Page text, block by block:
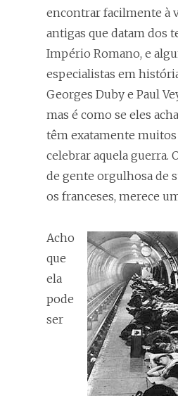
encontrar facilmente à
antigas que datam dos
Império Romano, e
especialistas em
Georges Duby e Paul
mas é como se eles
têm exatamente
celebrar aquela guerra.
de gente orgulhosa de
os franceses, merece
Acho
que
ela
pode
ser